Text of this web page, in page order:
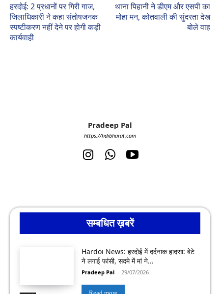
हरदोई: 2 प्रधानों पर गिरी गाज,
जिलाधिकारी ने कहा संतोषजनक
स्पष्टीकरण नहीं देने पर होगी कड़ी
कार्यवाही
थाना पिहानी ने डीएम और एसपी का
मोहा मन, कोतवाली की सुंदरता देख
बोले वाह
Pradeep Pal
https://hdibharat.com
सम्बधित ख़बरें
Hardoi News: हरदोई में दर्दनाक हादसा: बेटे
ने लगाई फांसी, सदमे में मां ने...
Pradeep Pal - 29/07/2026